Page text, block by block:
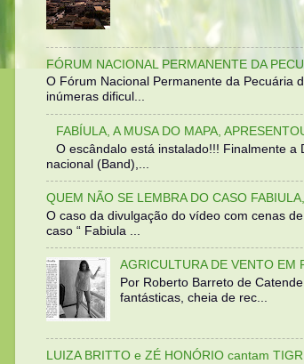
FÓRUM NACIONAL PERMANENTE DA
O Fórum Nacional Permanente da Pecuária
inúmeras dificul...
FABÍULA, A MUSA DO MAPA,
O escândalo está instalado!!! Finalmente
nacional (Band),...
QUEM NÃO SE LEMBRA DO CASO
O caso da divulgação do vídeo com cenas
caso “ Fabiula ...
AGRICULTURA DE VENTO EM
Por Roberto Barreto de
fantásticas, cheia de rec...
LUIZA BRITTO e ZÉ HONÓRIO cantam